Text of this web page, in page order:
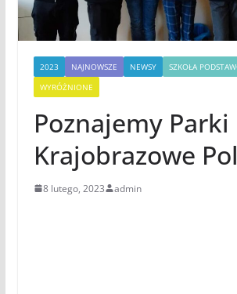
2023 NAJNOWSZE NEWSY
SZKOŁA
WYRÓŻNIONE
Poznajemy Parki
Krajobrazowe
8 lutego, 2023 admin